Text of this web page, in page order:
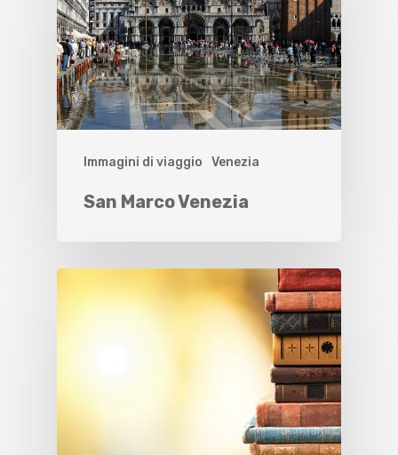
Immagini di viaggio Venezia
San Marco Venezia